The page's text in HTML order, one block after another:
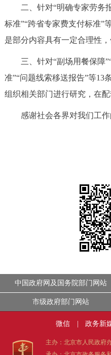
中介服务 阳
12345网上接诉即办
图
ESPAÑOL
ITALIANO
二、针对“明确专家劳务
标准”“跨省专家费支付标准”
是部分内容具有一定合理性
三、针对“副场用餐保障
准”“问题线索移送报告”等13
组织相关部门进行研究，在
感谢社会各界对我们工作
中国政府网及国务院部门网站
市级政府部门网站
微信 政务新
主办：北京市人民政府